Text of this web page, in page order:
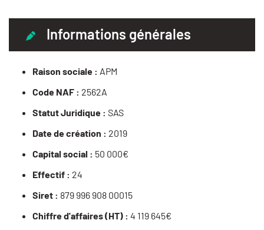
Informations générales
Raison sociale : APM
Code NAF : 2562A
Statut Juridique : SAS
Date de création : 2019
Capital social : 50 000€
Effectif : 24
Siret : 879 996 908 00015
Chiffre d'affaires (HT) : 4 119 645€